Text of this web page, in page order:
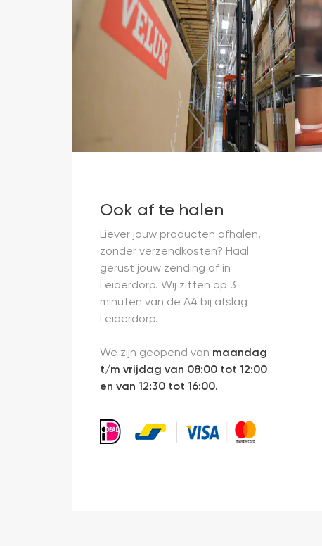
Ook af te halen
Liever jouw producten afhalen,
zonder verzendkosten? Haal
gerust jouw zending af in
Leiderdorp. Wij zitten op 3
minuten van de A4 bij afslag
Leiderdorp.
We zijn geopend van maandag
t/m vrijdag van 08:00 tot 12:00
en van 12:30 tot 16:00.